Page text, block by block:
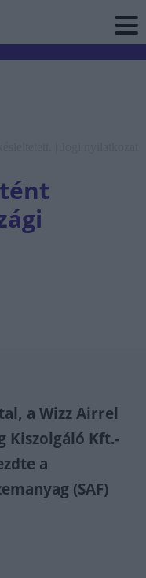
a Wizz Airrel
Kiszolgáló Kft.-
a
(SAF)